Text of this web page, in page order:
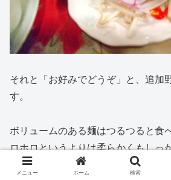
それと「お好みでどうぞ」と、追加
す。
ボリュームのある麺はつるつると食
ロホロというよりは柔らかくもしっ
した。
メニュー ホーム 検索